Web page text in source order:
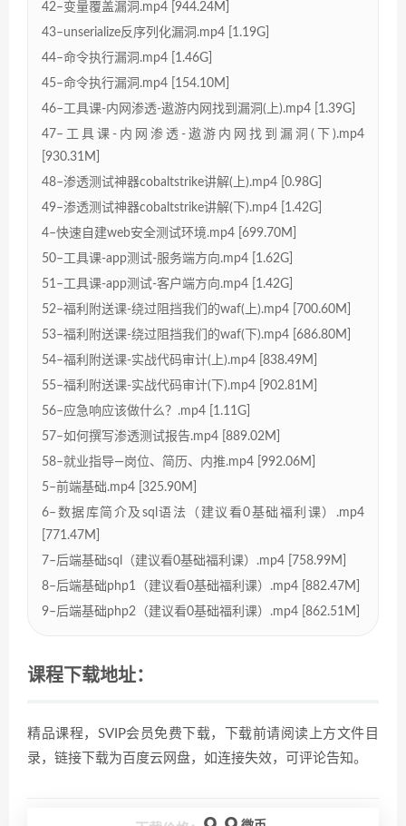
42–变量覆盖漏洞.mp4 [944.24M]
43–unserialize反序列化漏洞.mp4 [1.19G]
44–命令执行漏洞.mp4 [1.46G]
45–命令执行漏洞.mp4 [154.10M]
46–工具课-内网渗透-遨游内网找到漏洞(上).mp4 [1.39G]
47–工具课-内网渗透-遨游内网找到漏洞(下).mp4
[930.31M]
48–渗透测试神器cobaltstrike讲解(上).mp4 [0.98G]
49–渗透测试神器cobaltstrike讲解(下).mp4 [1.42G]
4–快速自建web安全测试环境.mp4 [699.70M]
50–工具课-app测试-服务端方向.mp4 [1.62G]
51–工具课-app测试-客户端方向.mp4 [1.42G]
52–福利附送课-绕过阻挡我们的waf(上).mp4 [700.60M]
53–福利附送课-绕过阻挡我们的waf(下).mp4 [686.80M]
54–福利附送课-实战代码审计(上).mp4 [838.49M]
55–福利附送课-实战代码审计(下).mp4 [902.81M]
56–应急响应该做什么？.mp4 [1.11G]
57–如何撰写渗透测试报告.mp4 [889.02M]
58–就业指导—岗位、简历、内推.mp4 [992.06M]
5–前端基础.mp4 [325.90M]
6–数据库简介及sql语法（建议看0基础福利课）.mp4
[771.47M]
7–后端基础sql（建议看0基础福利课）.mp4 [758.99M]
8–后端基础php1（建议看0基础福利课）.mp4 [882.47M]
9–后端基础php2（建议看0基础福利课）.mp4 [862.51M]
课程下载地址：
精品课程，SVIP会员免费下载，下载前请阅读上方文件目
录，链接下载为百度云网盘，如连接失效，可评论告知。